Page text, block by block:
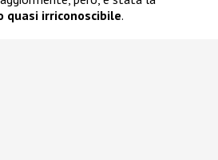
quasi irriconoscibile.